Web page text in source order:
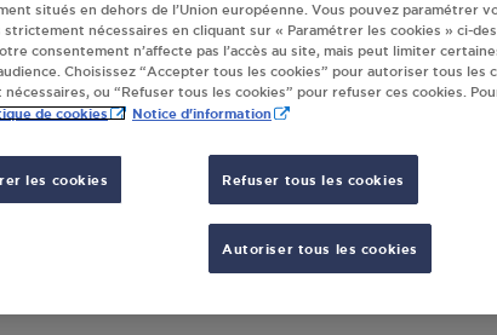
S'Y RENDRE
situés en dehors de l’Union européenne. Vous pouvez paramétrer
strictement nécessaires en cliquant sur « Paramétrer les cookies » ci-
consentement n’affecte pas l’accès au site, mais peut limiter
Choisissez “Accepter tous les cookies” pour autoriser tous les
ou “Refuser tous les cookies” pour refuser ces cookies.
de cookies Notice d'information
les cookies Refuser tous les cookies
Autoriser tous les cookies